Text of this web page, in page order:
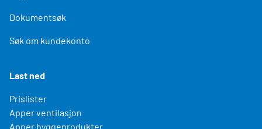
Dokumentsøk
Søk om kundekonto
Last ned
Prislister
Apper ventilasjon
Apper byggeprodukter